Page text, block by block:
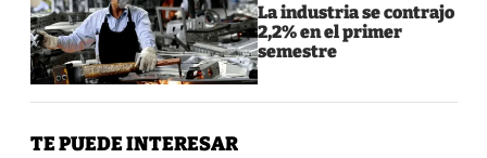
La industria se contrajo
2,2% en el primer
semestre
TE PUEDE INTERESAR